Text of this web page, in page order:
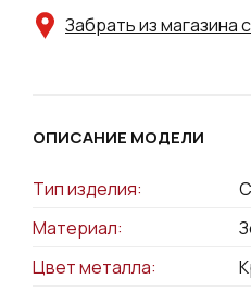
Забрать из магазина
ОПИСАНИЕ МОДЕЛИ
Тип изделия:
Материал:
Цвет металла: